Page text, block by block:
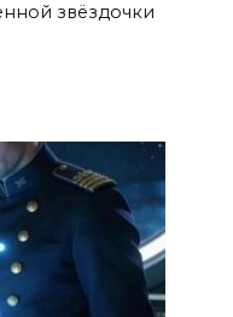
звёздочки